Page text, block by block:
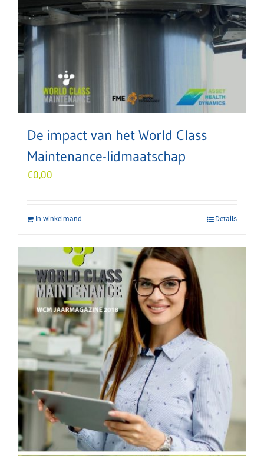
De impact van het World Class
Maintenance-lidmaatschap
€0,00
In winkelmand Details